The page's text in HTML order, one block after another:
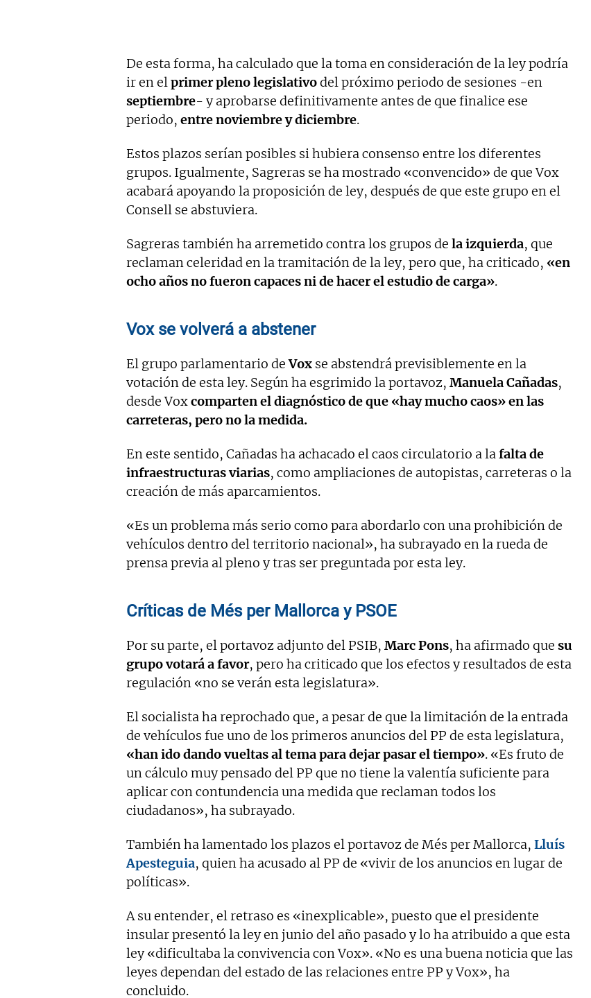
De esta forma, ha calculado que la toma en consideración de la ley podría
ir en elprimer pleno legislativodel próximo periodo de sesiones -en
septiembre- y aprobarse definitivamente antes de que finalice ese
periodo, entre noviembre y diciembre.
Estos plazos serían posibles si hubiera consenso entre los diferentes
grupos. Igualmente, Sagreras se ha mostrado «convencido» de que Vox
acabará apoyando la proposición de ley, después de que este grupo en el
Consell se abstuviera.
Sagreras también ha arremetido contra los grupos de la izquierda, que
reclaman celeridad en la tramitación de la ley, pero que, ha criticado, «en
ocho años no fueron capaces ni de hacer el estudio de carga».
Vox se volverá a abstener
El grupo parlamentario deVox se abstendrá previsiblemente en la
votación de esta ley. Según ha esgrimido la portavoz, Manuela Cañadas,
desde Voxcomparten el diagnóstico de que «hay mucho caos» en las
carreteras, pero no la medida.
En este sentido, Cañadas ha achacado el caos circulatorio a lafalta de
infraestructuras viarias, como ampliaciones de autopistas, carreteras o la
creación de más aparcamientos.
«Es un problema más serio como para abordarlo con una prohibición de
vehículos dentro del territorio nacional», ha subrayado en la rueda de
prensa previa al pleno y tras ser preguntada por esta ley.
Críticas de Més per Mallorca y PSOE
Por su parte, el portavoz adjunto del PSIB, Marc Pons, ha afirmado que su
grupo votará a favor, pero ha criticado que los efectos y resultados de esta
regulación «no se verán esta legislatura».
El socialista ha reprochado que, a pesar de que la limitación de la entrada
de vehículos fue uno de los primeros anuncios del PP de esta legislatura,
«han ido dando vueltas al tema para dejar pasar el tiempo». «Es fruto de
un cálculo muy pensado del PP que no tiene la valentía suficiente para
aplicar con contundencia una medida que reclaman todos los
ciudadanos», ha subrayado.
También ha lamentado los plazos el portavoz de Més per Mallorca, Lluís
Apesteguia, quien ha acusado al PP de «vivir de los anuncios en lugar de
políticas».
A su entender, el retraso es «inexplicable», puesto que el presidente
insular presentó la ley en junio del año pasado y lo ha atribuido a que esta
ley «dificultaba la convivencia con Vox». «No es una buena noticia que las
leyes dependan del estado de las relaciones entre PP y Vox», ha
concluido.